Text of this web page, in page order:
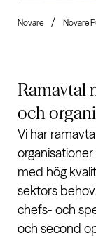
Novare Novare
Ramavtal
och
Vi har
med hög
sektors
chefs- och
och second